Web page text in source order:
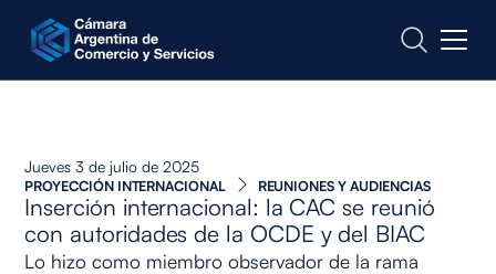
CONTACTO
Jueves 3 de julio de 2025
PROYECCIÓN INTERNACIONAL REUNIONES Y AUDIENCIAS
Inserción internacional: la CAC se reunió
con autoridades de la OCDE y del BIAC
Lo hizo como miembro observador de la rama